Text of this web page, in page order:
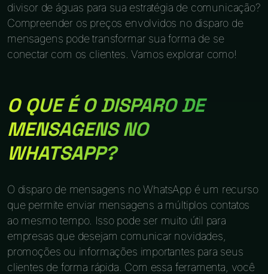
divisor de águas para sua estratégia de comunicação?
Compreender os preços envolvidos no disparo de
mensagens pode transformar sua forma de se
conectar com os clientes. Vamos explorar como!
O QUE É O DISPARO DE
MENSAGENS NO
WHATSAPP?
O disparo de mensagens no WhatsApp é um recurso
que permite enviar mensagens a múltiplos contatos
ao mesmo tempo. Isso pode ser muito útil para
empresas que desejam comunicar novidades,
promoções ou informações importantes para seus
clientes de forma rápida. Com essa ferramenta, você